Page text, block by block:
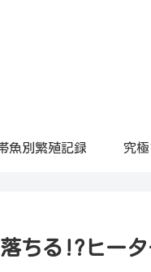
魚別繁殖記録 究
ちる!?ヒー